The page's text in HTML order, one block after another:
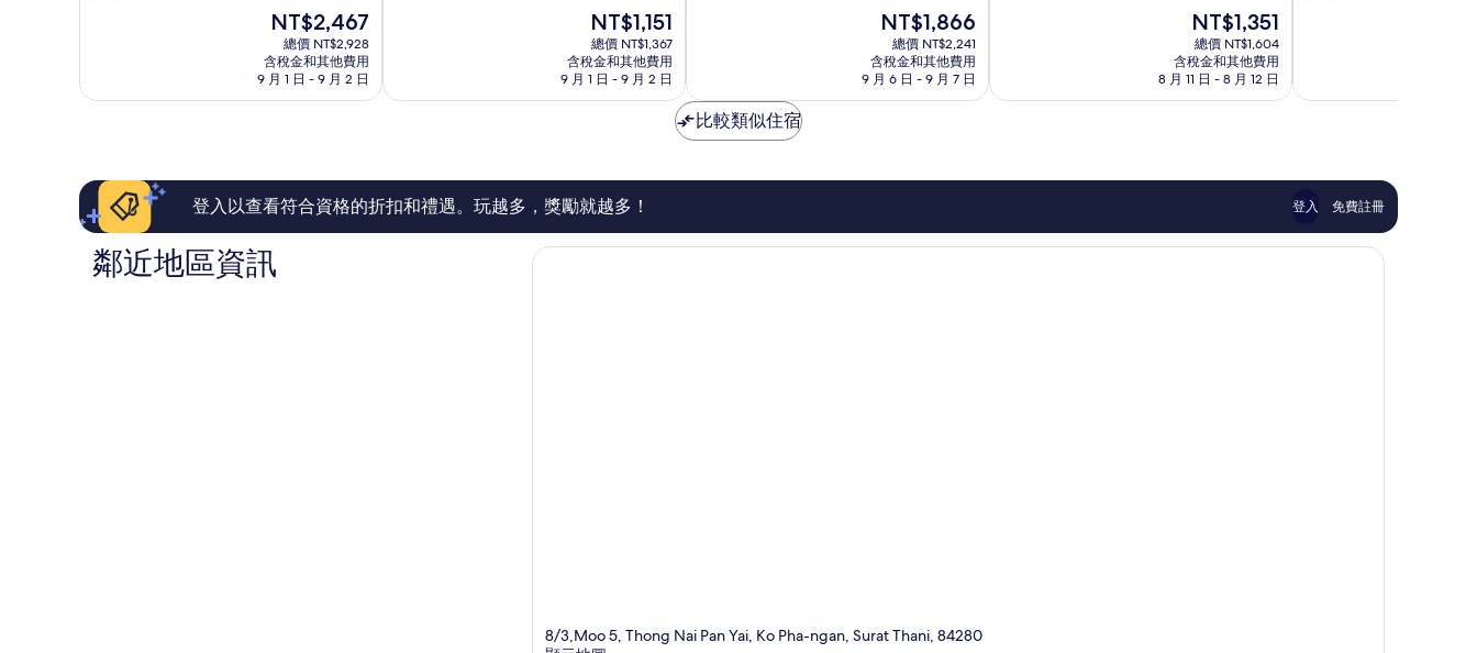
常
評
現
在
價
格
為
NT$2,467
總價 NT$2,928
含稅金和其他費用
9 月 1 日 - 9 月 2 日
Pha-
錯
評
論
現
在
價
格
為
NT$1,151
總價 NT$1,367
含稅金和其他費用
9 月 1 日 - 9 月 2 日
夠
讚，
294
評
現
在
價
格
為
NT$1,866
總價 NT$2,241
含稅金和其他費用
9 月 6 日 - 9 月 7 日
評
現
在
價
格
為
NT$1,351
總價 NT$1,604
含稅金和其他費用
8 月 11 日 - 8 月 12 日
常
評
論
比較類似住宿
登入以查看符合資格的折扣和禮遇。玩越多，獎勵就越多！ 登入 免費註冊
鄰近地區資訊
8/3,Moo 5, Thong Nai Pan Yai, Ko Pha-ngan, Surat Thani, 84280